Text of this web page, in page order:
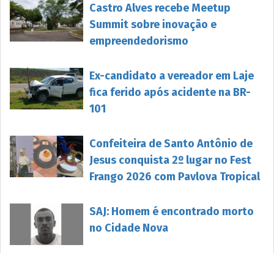
Castro Alves recebe Meetup
Summit sobre inovação e
empreendedorismo
Ex-candidato a vereador em Laje
fica ferido após acidente na BR-
101
Confeiteira de Santo Antônio de
Jesus conquista 2º lugar no Fest
Frango 2026 com Pavlova Tropical
SAJ: Homem é encontrado morto
no Cidade Nova